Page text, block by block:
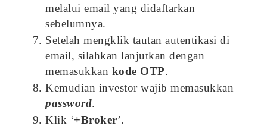
melalui email yang didaftarkan
sebelumnya.
Setelah mengklik tautan autentikasi di
email, silahkan lanjutkan dengan
memasukkan kode OTP.
Kemudian investor wajib memasukkan
password.
Klik ‘+Broker’.